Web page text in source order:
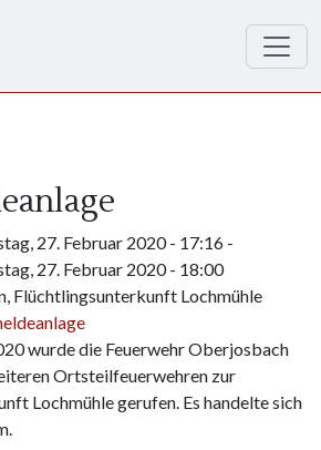
27. Februar 2020 - 17:16 -
27. Februar 2020 - 18:00
Flüchtlingsunterkunft Lochmühle
wurde die Feuerwehr Oberjosbach
Ortsteilfeuerwehren zur
Lochmühle gerufen. Es handelte sich